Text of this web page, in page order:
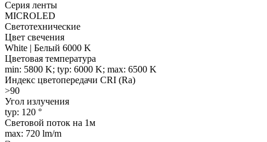
Серия ленты
MICROLED
Светотехнические
Цвет свечения
White | Белый 6000 K
Цветовая температура
min: 5800 K; typ: 6000 K; max: 6500 K
Индекс цветопередачи CRI (Ra)
>90
Угол излучения
typ: 120 °
Световой поток на 1м
max: 720 lm/m